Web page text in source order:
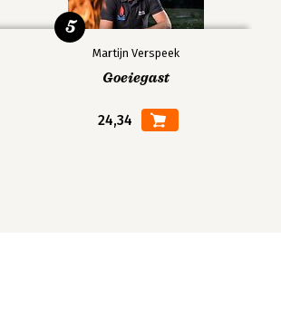
Martijn Verspeek
Goeiegast
24,34
5